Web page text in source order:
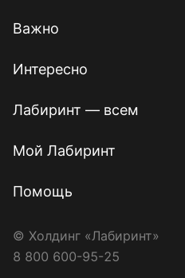
Важно
Интересно
Лабиринт — всем
Мой Лабиринт
Помощь
© Холдинг «Лабиринт»
8 800 600-95-25